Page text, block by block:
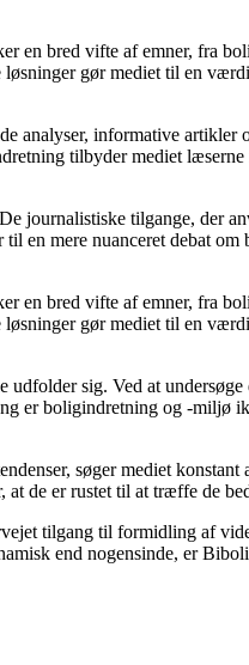
en bred vifte af emner, fra
løsninger gør mediet til en
analyser, informative artikler
tilbyder mediet
journalistiske tilgange, der
en mere nuanceret debat
en bred vifte af emner, fra
løsninger gør mediet til en
sig. Ved at
er boligindretning og -miljø
søger mediet konstant
de er rustet til at træffe de
tilgang til formidling af
end nogensinde, er